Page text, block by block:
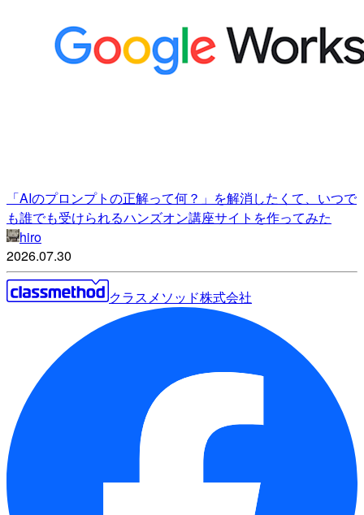
「AIのプロンプトの正解って何？」を解消したくて、いつで
も誰でも受けられるハンズオン講座サイトを作ってみた
hiro
2026.07.30
クラスメソッド株式会社